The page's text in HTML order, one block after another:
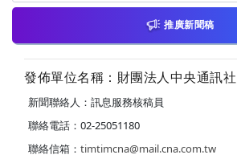
推廣新聞稿
發佈單位名稱：財團法人中央通訊社
新聞聯絡人：訊息服務核稿員
聯絡電話：02-25051180
聯絡信箱： timtimcna@mail.cna.com.tw